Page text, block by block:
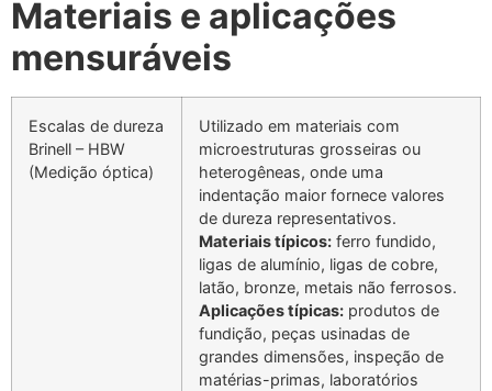
Materiais e aplicações
mensuráveis
Escalas de dureza
Brinell – HBW
(Medição óptica)
Utilizado em materiais com
microestruturas grosseiras ou
heterogêneas, onde uma
indentação maior fornece valores
de dureza representativos.
Materiais típicos: ferro fundido,
ligas de alumínio, ligas de cobre,
latão, bronze, metais não ferrosos.
Aplicações típicas: produtos de
fundição, peças usinadas de
grandes dimensões, inspeção de
matérias-primas, laboratórios